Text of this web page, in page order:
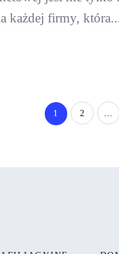
każdej firmy,
1 2 …